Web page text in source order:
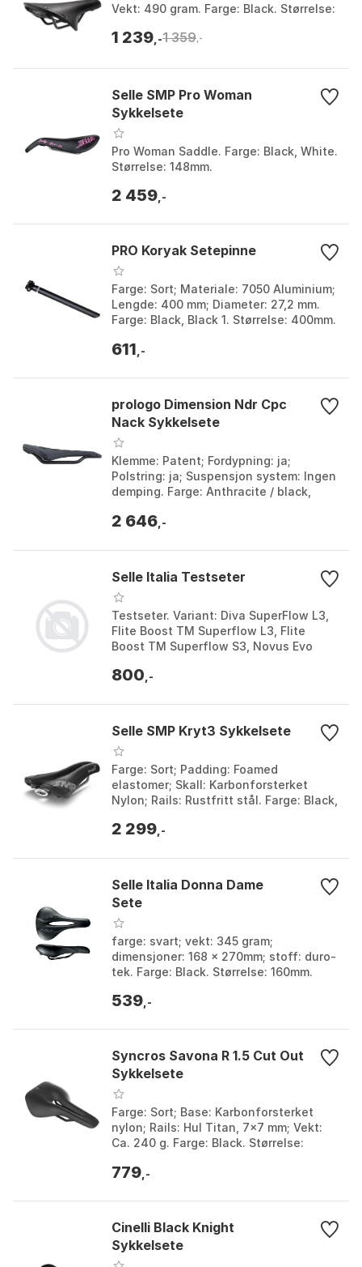
Vekt: 490 gram. Farge: Black. Størrelse:
1 239 ,-1 359,-
Selle SMP Pro Woman
Sykkelsete
Pro Woman Saddle. Farge: Black, White.
Størrelse: 148mm.
2 459 ,-
PRO Koryak Setepinne
Farge: Sort; Materiale: 7050 Aluminium;
Lengde: 400 mm; Diameter: 27,2 mm.
Farge: Black, Black 1. Størrelse: 400mm.
611 ,-
prologo Dimension Ndr Cpc
Nack Sykkelsete
Klemme: Patent; Fordypning: ja;
Polstring: ja; Suspensjon system: Ingen
demping. Farge: Anthracite / black,
2 646 ,-
Selle Italia Testseter
Testseter. Variant: Diva SuperFlow L3,
Flite Boost TM Superflow L3, Flite
Boost TM Superflow S3, Novus Evo
SLR Advan Fill...
800 ,-
Selle SMP Kryt3 Sykkelsete
Farge: Sort; Padding: Foamed
elastomer; Skall: Karbonforsterket
Nylon; Rails: Rustfritt stål. Farge: Black,
2 299 ,-
Selle Italia Donna Dame
Sete
farge: svart; vekt: 345 gram;
dimensjoner: 168 x 270mm; stoff: duro-
tek. Farge: Black. Størrelse: 160mm.
539 ,-
Syncros Savona R 1.5 Cut Out
Sykkelsete
Farge: Sort; Base: Karbonforsterket
nylon; Rails: Hul Titan, 7x7 mm; Vekt:
Ca. 240 g. Farge: Black. Størrelse:
779 ,-
Cinelli Black Knight
Sykkelsete